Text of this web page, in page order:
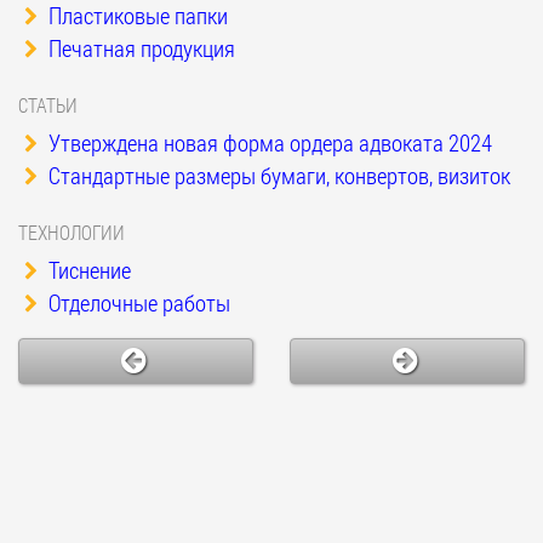
Пластиковые папки
Печатная продукция
СТАТЬИ
Утверждена новая форма ордера адвоката 2024
Стандартные размеры бумаги, конвертов, визиток
ТЕХНОЛОГИИ
Тиснение
Отделочные работы